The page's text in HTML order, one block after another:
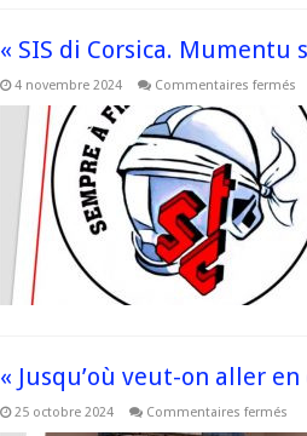
« SIS di Corsica. Mumentu
4 novembre 2024 Commentaires ferméssur
di
« Jusqu’où veut-on aller
25 octobre 2024 Commentaires ferméssur